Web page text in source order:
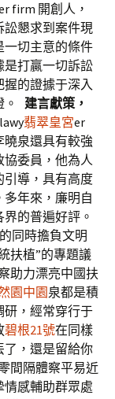
firm 開創人，
訟懇求到案件現
一切主意的條件
是打贏一切訴訟
的證據于深入
建言獻策，
翡翠皇宮er
泉還具有較強
委員，他為人
引導，具有高度
年來，廉明自
的普遍好評。
同時擔負文明
扶植”的專題議
助力漂亮中國扶
園中園泉都是積
研，經常穿行于
碧根21號在同樣
了，還是留給你
間隔體察平易近
感輔助群眾處